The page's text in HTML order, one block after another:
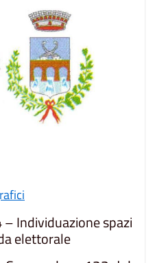
Individuazione spazi
elettorale